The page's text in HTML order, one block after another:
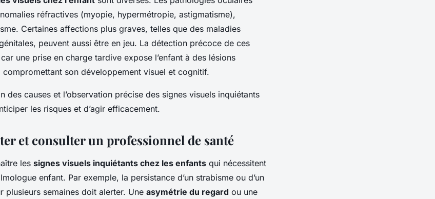
réfractives (myopie, hypermétropie, astigmatisme),
Certaines affections plus graves, telles que des maladies
peuvent aussi être en jeu. La détection précoce de ces
une prise en charge tardive expose l’enfant à des lésions
compromettant son développement visuel et cognitif.
des causes et l’observation précise des signes visuels inquiétants
les risques et d’agir efficacement.
et consulter un professionnel de santé
les signes visuels inquiétants chez les enfants qui nécessitent
enfant. Par exemple, la persistance d’un strabisme ou d’un
plusieurs semaines doit alerter. Une asymétrie du regard ou une